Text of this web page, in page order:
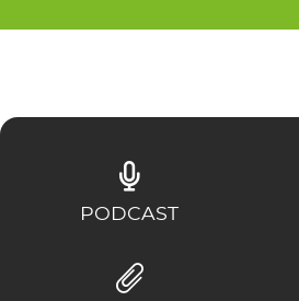
PODCAST